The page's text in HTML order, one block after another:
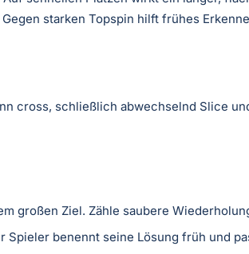
starken Topspin hilft frühes
cross, schließlich abwechselnd Slice
großen Ziel. Zähle saubere
Spieler benennt seine Lösung früh und